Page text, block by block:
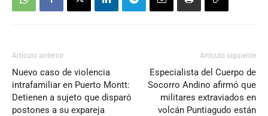
Artículo anterior
Nuevo caso de violencia
intrafamiliar en Puerto Montt:
Detienen a sujeto que disparó
postones a su expareja
Artículo siguiente
Especialista del Cuerpo de
Socorro Andino afirmó que
militares extraviados en
volcán Puntiagudo están